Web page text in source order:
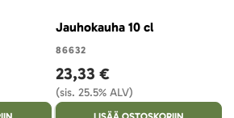
Jauhokauha 10 cl
86632
23,33 €
(sis. 25.5% ALV)